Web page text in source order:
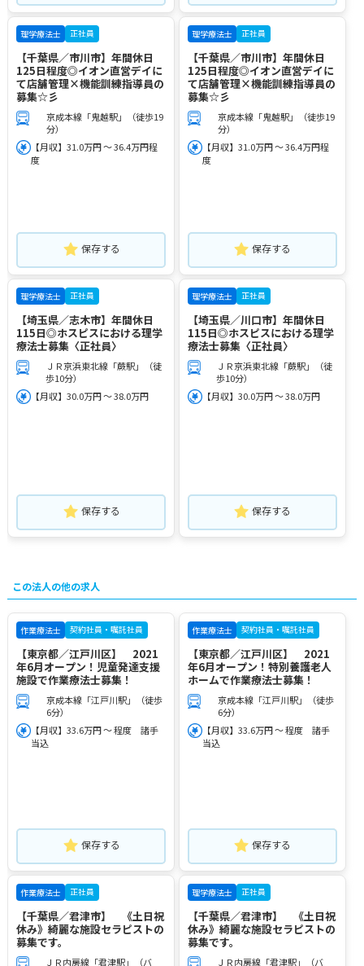
理学療法士 正社員
【千葉県／市川市】年間休日
125日程度◎イオン直営デイに
て店舗管理×機能訓練指導員の
募集☆彡
京成本線「鬼越駅」（徒歩19
分）
【月収】31.0万円 ～ 36.4万円程
度
保存する
理学療法士 正社員
【千葉県／市川市】年間休日
125日程度◎イオン直営デイに
て店舗管理×機能訓練指導員の
募集☆彡
京成本線「鬼越駅」（徒歩19
分）
【月収】31.0万円 ～ 36.4万円程
度
保存する
理学療法士 正社員
【埼玉県／志木市】年間休日
115日◎ホスピスにおける理学
療法士募集〈正社員〉
ＪＲ京浜東北線「蕨駅」（徒
歩10分）
【月収】30.0万円 ～ 38.0万円
保存する
理学療法士 正社員
【埼玉県／川口市】年間休日
115日◎ホスピスにおける理学
療法士募集〈正社員〉
ＪＲ京浜東北線「蕨駅」（徒
歩10分）
【月収】30.0万円 ～ 38.0万円
保存する
この法人の他の求人
作業療法士 契約社員・嘱託社員
【東京都／江戸川区】 2021
年6月オープン！児童発達支援
施設で作業療法士募集！
京成本線「江戸川駅」（徒歩
6分）
【月収】33.6万円 ～ 程度 諸手
当込
保存する
作業療法士 契約社員・嘱託社員
【東京都／江戸川区】 2021
年6月オープン！特別養護老人
ホームで作業療法士募集！
京成本線「江戸川駅」（徒歩
6分）
【月収】33.6万円 ～ 程度 諸手
当込
保存する
作業療法士 正社員
【千葉県／君津市】 《土日祝
休み》綺麗な施設セラピストの
募集です。
ＪＲ内房線「君津駅」（バ
理学療法士 正社員
【千葉県／君津市】 《土日祝
休み》綺麗な施設セラピストの
募集です。
ＪＲ内房線「君津駅」（バ